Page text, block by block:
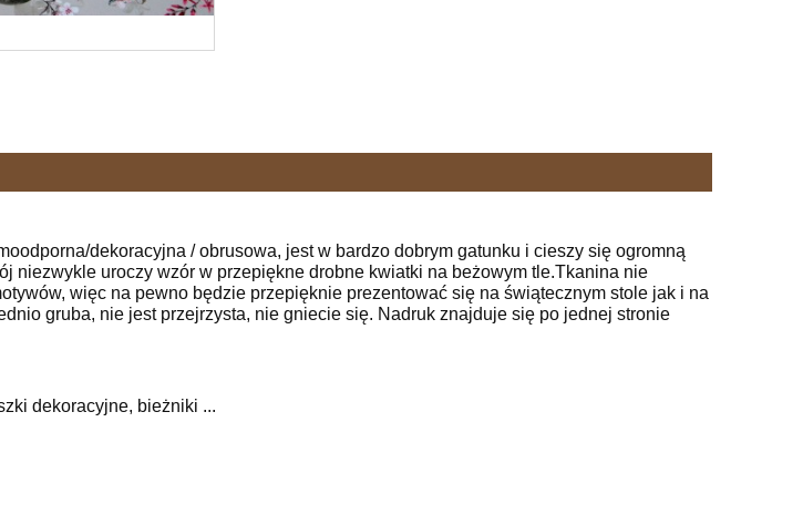
dekoracyjna / obrusowa, jest w bardzo dobrym gatunku i cieszy się ogromną
niezwykle uroczy wzór w przepiękne drobne kwiatki na beżowym tle.Tkanina nie
więc na pewno będzie przepięknie prezentować się na świątecznym stole jak i na
gruba, nie jest przejrzysta, nie gniecie się. Nadruk znajduje się po jednej stronie
dekoracyjne, bieżniki ...